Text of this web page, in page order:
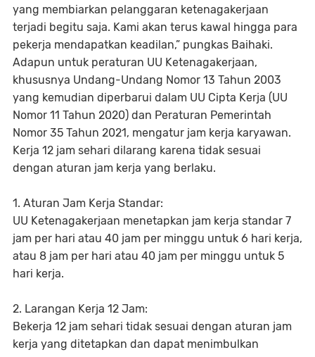
yang membiarkan pelanggaran ketenagakerjaan
terjadi begitu saja. Kami akan terus kawal hingga para
pekerja mendapatkan keadilan,” pungkas Baihaki.
Adapun untuk peraturan UU Ketenagakerjaan,
khususnya Undang-Undang Nomor 13 Tahun 2003
yang kemudian diperbarui dalam UU Cipta Kerja (UU
Nomor 11 Tahun 2020) dan Peraturan Pemerintah
Nomor 35 Tahun 2021, mengatur jam kerja karyawan.
Kerja 12 jam sehari dilarang karena tidak sesuai
dengan aturan jam kerja yang berlaku.
1. Aturan Jam Kerja Standar:
UU Ketenagakerjaan menetapkan jam kerja standar 7
jam per hari atau 40 jam per minggu untuk 6 hari kerja,
atau 8 jam per hari atau 40 jam per minggu untuk 5
hari kerja.
2. Larangan Kerja 12 Jam:
Bekerja 12 jam sehari tidak sesuai dengan aturan jam
kerja yang ditetapkan dan dapat menimbulkan